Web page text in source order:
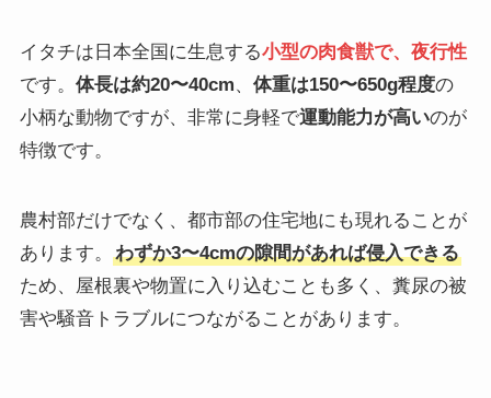
イタチは日本全国に生息する小型の肉食獣で、夜行性
です。 体長は約20〜40cm、 体重は150〜650g程度の
小柄な動物ですが、非常に身軽で運動能力が高いのが
特徴です。
農村部だけでなく、都市部の住宅地にも現れることが
あります。
わずか3〜4cmの隙間があれば侵入できる
ため、屋根裏や物置に入り込むことも多く、糞尿の被
害や騒音トラブルにつながることがあります。